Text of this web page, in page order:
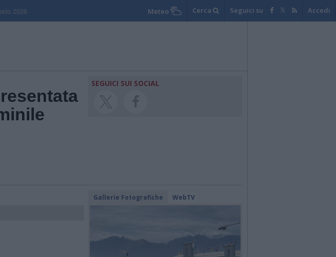
2026 Meteo Cerca Seguici su Accedi
SEGUICI SUI SOCIAL
Gallerie Fotografiche WebTV